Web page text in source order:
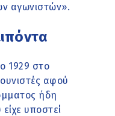
αγωνιστών».
1929 στο
αφού
ήδη
υποστεί